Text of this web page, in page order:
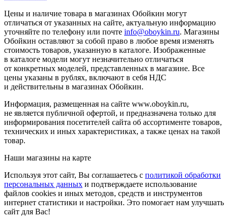
Цены и наличие товара в магазинах Обойкин могут
отличаться от указанных на сайте, актуальную информацию
уточняйте по телефону или почте info@oboykin.ru. Магазины
Обойкин оставляют за собой право в любое время изменять
стоимость товаров, указанную в каталоге. Изображенные
в каталоге модели могут незначительно отличаться
от конкретных моделей, представленных в магазине. Все
цены указаны в рублях, включают в себя НДС
и действительны в магазинах Обойкин.
Информация, размещенная на сайте www.oboykin.ru,
не является публичной офертой, и предназначена только для
информирования посетителей сайта об ассортименте товаров,
технических и иных характеристиках, а также ценах на такой
товар.
Наши магазины на карте
Используя этот сайт, Вы соглашаетесь с политикой обработки
персональных данных и подтверждаете использование
файлов cookies и иных методов, средств и инструментов
интернет статистики и настройки. Это помогает нам улучшать
сайт для Вас!